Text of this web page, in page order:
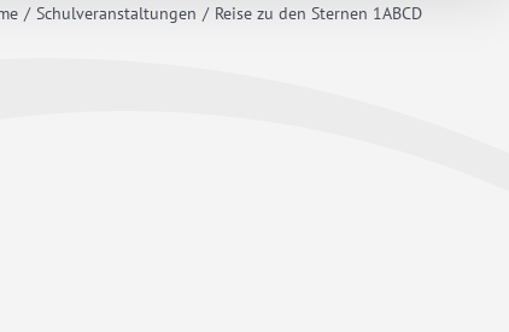
Schulveranstaltungen Reise zu den Sternen 1ABCD